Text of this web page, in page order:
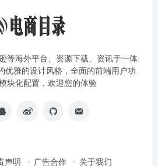
等海外平台、资源下载、资讯于一体
优雅的设计风格，全面的前端用户功
块化配置，欢迎您的体验
声明 广告合作 关于我们